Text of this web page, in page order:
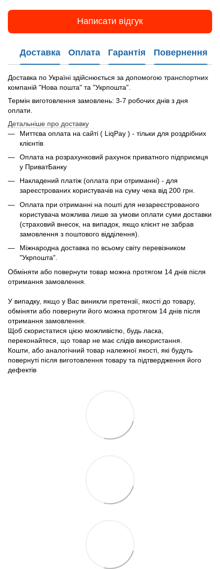
Написати відгук
Доставка Оплата Гарантія Повернення
Доставка по Україні здійснюється за допомогою транспортних
компаній "Нова пошта" та "Укрпошта".
Термін виготовлення замовлень: 3-7 робочих днів з дня
оплати.
Детальніше про доставку
Миттєва оплата на сайті ( LiqPay ) - тільки для роздрібних
клієнтів
Оплата на розрахунковий рахунок приватного підприємця
у ПриватБанку
Накладений платіж (оплата при отриманні) - для
зареєстрованих користувачів на суму чека від 200 грн.
Оплата при отриманні на пошті для незареєстрованого
користувача можлива лише за умови оплати суми доставки
(страховий внесок, на випадок, якщо клієнт не забрав
замовлення з поштового відділення).
Міжнародна доставка по всьому світу перевізником
"Укрпошта".
Обміняти або повернути товар можна протягом 14 днів після
отримання замовлення.
У випадку, якщо у Вас виникли претензії, якості до товару,
обміняти або повернути його можна протягом 14 днів після
отримання замовлення.
Щоб скористатися цією можливістю, будь ласка,
переконайтеся, що товар не має слідів використання.
Кошти, або аналогічний товар належної якості, які будуть
повернуті після виготовлення товару та підтвердження його
дефектів